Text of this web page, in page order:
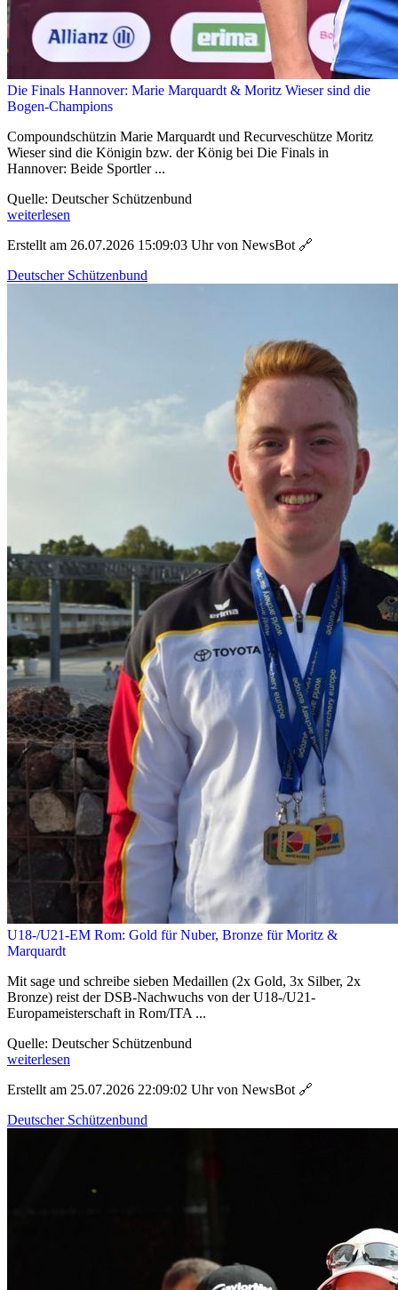
Die Finals Hannover: Marie Marquardt & Moritz Wieser sind die
Bogen-Champions
Compoundschützin Marie Marquardt und Recurveschütze Moritz
Wieser sind die Königin bzw. der König bei Die Finals in
Hannover: Beide Sportler ...
Quelle: Deutscher Schützenbund
weiterlesen
Erstellt am 26.07.2026 15:09:03 Uhr von NewsBot 🔗
Deutscher Schützenbund
U18-/U21-EM Rom: Gold für Nuber, Bronze für Moritz &
Marquardt
Mit sage und schreibe sieben Medaillen (2x Gold, 3x Silber, 2x
Bronze) reist der DSB-Nachwuchs von der U18-/U21-
Europameisterschaft in Rom/ITA ...
Quelle: Deutscher Schützenbund
weiterlesen
Erstellt am 25.07.2026 22:09:02 Uhr von NewsBot 🔗
Deutscher Schützenbund